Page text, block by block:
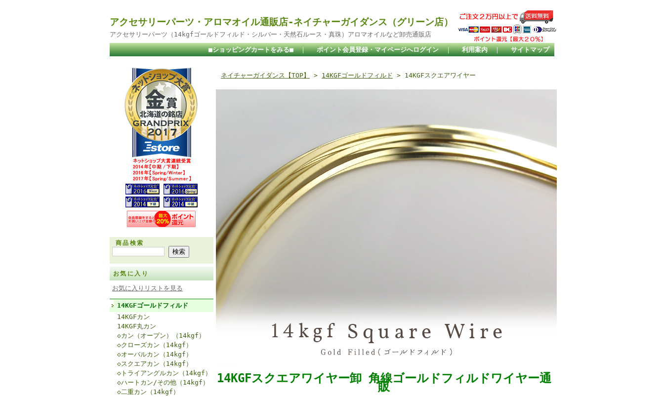
アクセサリーパーツ・アロマオイル通販店-ネイチャーガイダンス（グリーン店）
アクセサリーパーツ（14kgfゴールドフィルド・シルバー・天然石ルース・真珠）アロマオイルなど卸売通販店
■ショッピングカートをみる■ ｜ ポイント会員登録・マイページへログイン ｜ 利用案内 ｜ サイトマップ
商品検索
お気に入り
お気に入りリストを見る
14KGFゴールドフィルド
14KGFカン
14KGF丸カン
◇カン（オープン）（14kgf）
◇クローズカン（14kgf）
◇オーバルカン（14kgf）
◇スクエアカン（14kgf）
◇トライアングルカン（14kgf）
◇ハートカン/その他（14kgf）
◇二重カン（14kgf）
ネイチャーガイダンス【TOP】 > 14KGFゴールドフィルド > 14KGFスクエアワイヤー
14KGFスクエアワイヤー卸 角線ゴールドフィルドワイヤー通
販